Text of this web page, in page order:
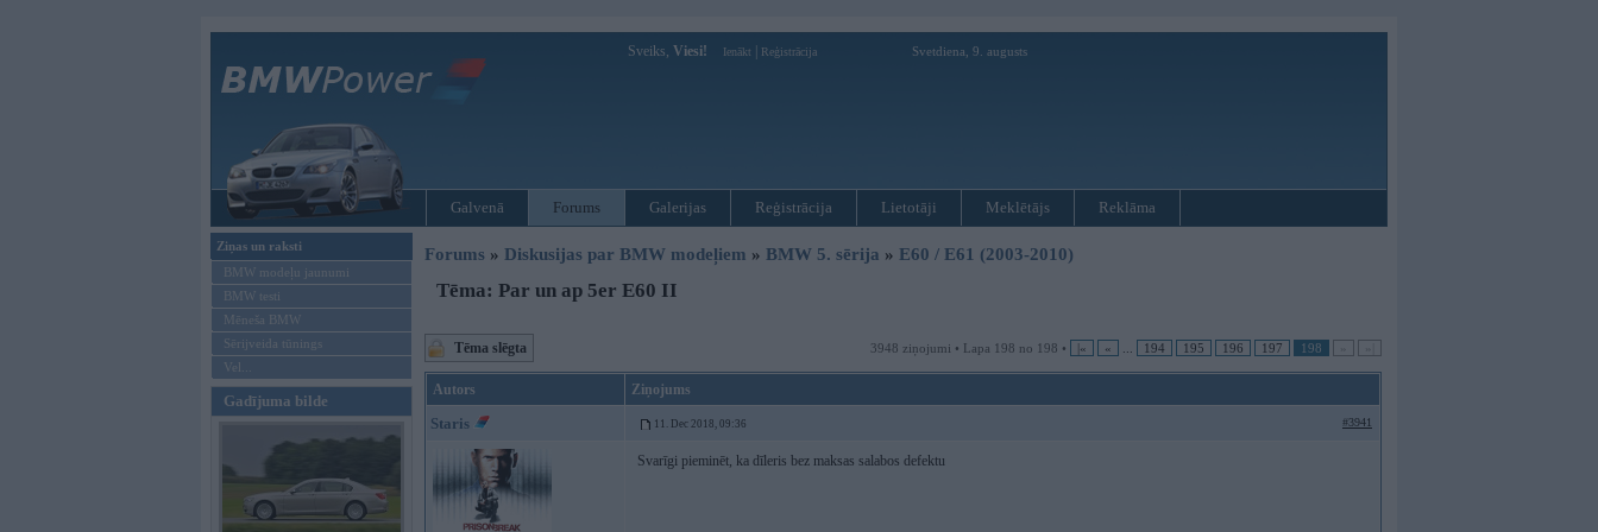
Sveiks, Viesi! Ienākt Reģistrācija Svetdiena, 9. augusts
Galvenā Forums Galerijas Reģistrācija Lietotāji Meklētājs Reklāma
Ziņas un raksti
BMW modeļu jaunumi
BMW testi
Mēneša BMW
Sērijveida tūnings
Vel...
Gadījuma bilde
Forums » Diskusijas par BMW modeļiem » BMW 5. sērija » E60 / E61 (2003-2010)
Tēma: Par un ap 5er E60 II
Tēma slēgta 3948 ziņojumi • Lapa 198 no 198 • |« « 194 195 196 197 198
Autors Ziņojums
Staris 11. Dec 2018, 09:36 #3941
Svarīgi pieminēt, ka dīleris bez maksas salabos defektu